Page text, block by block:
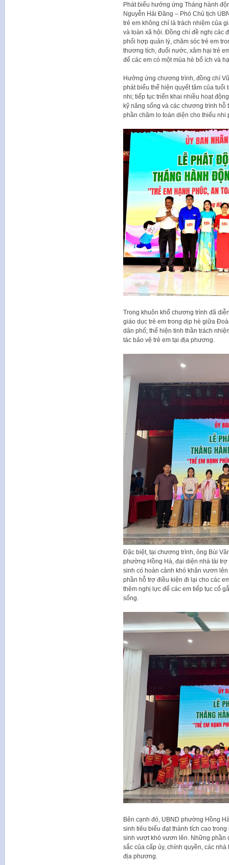
Phát biểu hưởng ứng Tháng hành
Nguyễn Hải Đăng – Phó Chủ tịch
trẻ em không chỉ là trách nhiệm của
và toàn xã hội. Đồng chí đề nghị các
phối hợp quản lý, chăm sóc trẻ em
thương tích, đuối nước, xâm hại trẻ
để các em có một mùa hè bổ ích và
Hưởng ứng chương trình, đồng chí
phát biểu thể hiện quyết tâm của
nhi; tiếp tục triển khai nhiều hoạt
kỹ năng sống và các chương trình hỗ
phần chăm lo toàn diện cho thiếu nhi
Trong khuôn khổ chương trình đã
giáo dục trẻ em trong dịp hè giữa
dân phố; thể hiện tinh thần trách
tác bảo vệ trẻ em tại địa phương.
Đặc biệt, tại chương trình, ông Bùi
phường Hồng Hà, đại diện nhà tài
sinh có hoàn cảnh khó khăn vươn
phần hỗ trợ điều kiện đi lại cho các
thêm nghị lực để các em tiếp tục cố
sống.
Bên cạnh đó, UBND phường Hồng
sinh tiêu biểu đạt thành tích cao
sinh vượt khó vươn lên. Những phần
sắc của cấp ủy, chính quyền, các
địa phương.